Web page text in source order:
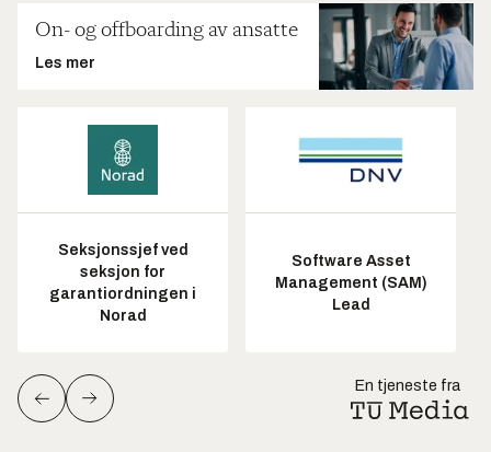
On- og offboarding av ansatte
Les mer
Seksjonssjef ved
seksjon for
garantiordningen i
Norad
Software Asset
Management (SAM)
Lead
En tjeneste fra